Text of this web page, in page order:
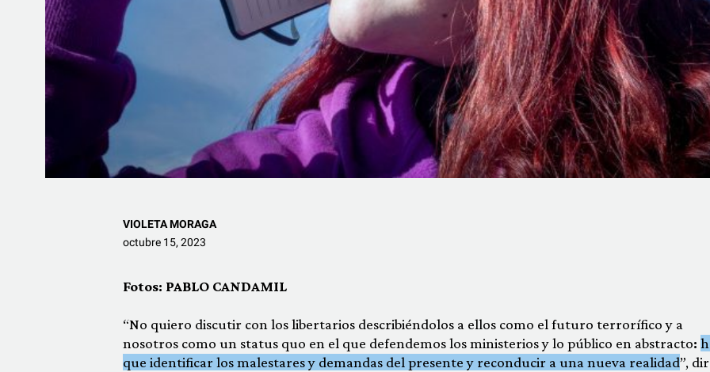
VIOLETA MORAGA
octubre 15, 2023
Fotos: PABLO CANDAMIL
“No quiero discutir con los libertarios describiéndolos a ellos como el futuro terrorífico y a
nosotros como un status quo en el que defendemos los ministerios y lo público en abstracto:
que identificar los malestares y demandas del presente y reconducir a una nueva realidad”,